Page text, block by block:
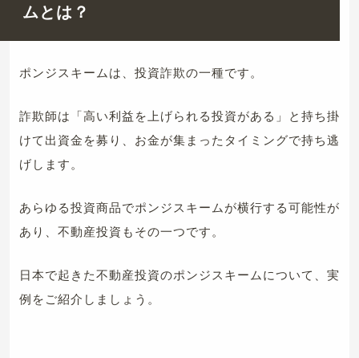
ムとは？
ポンジスキームは、投資詐欺の一種です。
詐欺師は「高い利益を上げられる投資がある」と持ち掛
けて出資金を募り、お金が集まったタイミングで持ち逃
げします。
あらゆる投資商品でポンジスキームが横行する可能性が
あり、不動産投資もその一つです。
日本で起きた不動産投資のポンジスキームについて、実
例をご紹介しましょう。